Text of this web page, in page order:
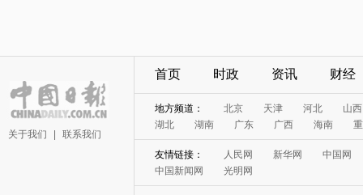
关于我们 联系我们
首页 时政 资讯 财经
地方频道： 北京 天津 河北
山西
湖北
湖南 广东 广西 海南
友情链接： 人民网 新华网
中国网
中国新闻网
光明网